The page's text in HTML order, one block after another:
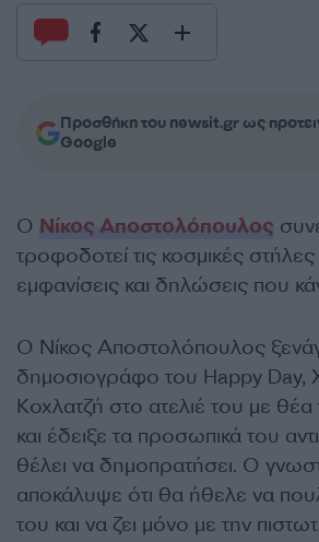
Προσθήκη του newsit.gr ως
Google
Ο Νίκος Αποστολόπουλος
τροφοδοτεί τις κοσμικές
εμφανίσεις και δηλώσεις που
Ο Νίκος Αποστολόπουλος
δημοσιογράφο του Happy Day,
Κοχλατζή στο ατελιέ του με
και έδειξε τα προσωπικά του
θέλει να δημοπρατήσει. Ο
αποκάλυψε ότι θα ήθελε να
του και να ζει μόνο με την